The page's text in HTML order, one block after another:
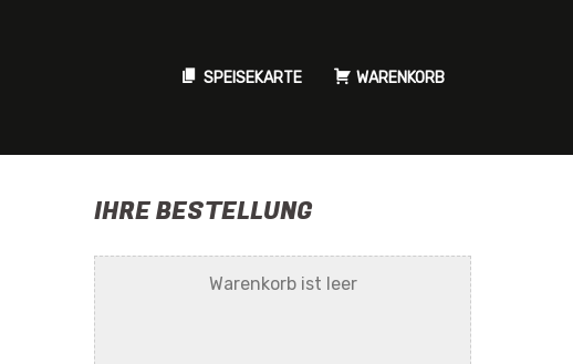
SPEISEKARTE WARENKORB
IHRE BESTELLUNG
Warenkorb ist leer